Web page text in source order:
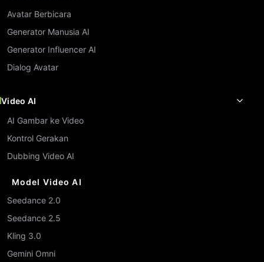
Avatar Berbicara
Generator Manusia AI
Generator Influencer AI
Dialog Avatar
Video AI
AI Gambar ke Video
Kontrol Gerakan
Dubbing Video AI
Model Video AI
Seedance 2.0
Seedance 2.5
Kling 3.0
Gemini Omni